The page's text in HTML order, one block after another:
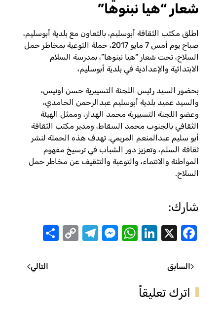
شعار “هيا نبنوها”
اطلق مكتب الثقافة أبوسليم، بالتعاون مع بلدية أبوسليم،
صباح يوم أمس 7 مايو 2017، حملة التوعية بمخاطر حمل
السلاح، تحت شعار “هيا نبنوها”، بمدرسة السلام
الابتدائية والإعدادية في بلدية أبوسليم،
بحضور السيد رئيس اللجنة التسييرية حسن اونيس،
والسيد عميد بلدية أبوسليم عبدالرحمن الحامدي،
وعضو اللجنة التسييرية محمد الهدار، وممثل الهيئة
الثقافي بالجنوب محمد السقاط، ومدير مكتب الثقافة
أبو سليم عبدالمنعم المريمي. تهدف هذه الحملة لنشر
ثقافة السلم، وتعزيز دور الشباب في ترسيخ مفهوم
المواطنة والانتماء، والتوعية والتثقيف عن مخاطر حمل
السلاح.
شارك:
Facebook
X
LinkedIn
WhatsApp
Messenger
Telegram
Copy
السابق التالي
اترك تعليقاً